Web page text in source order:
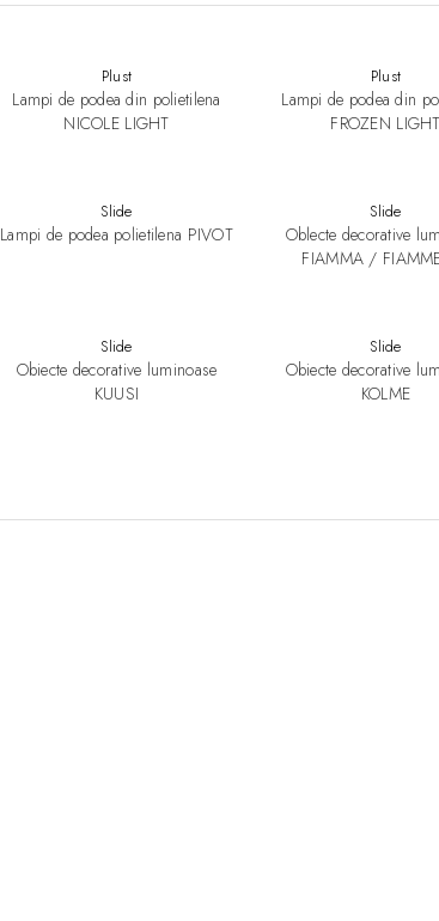
Plust
Lampi de podea din polietilena
NICOLE LIGHT
Plust
Lampi de podea din
FROZEN LIGHT
Slide
Lampi de podea polietilena PIVOT
Slide
Oblecte decorative
FIAMMA /
Slide
Obiecte decorative luminoase
KUUSI
Slide
Obiecte decorative
KOLME